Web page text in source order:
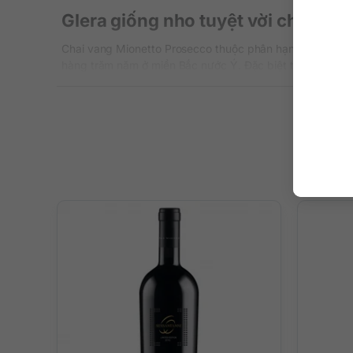
Glera giống nho tuyệt vời cho
Chai vang Mionetto Prosecco thuộc phân hạng DOC
hàng trăm năm ở miền Bắc nước Ý. Đặc biệt trong điều
để sản xuất nên những dòng vang frizzante (có ga)
Nho Glera mang đến cho những dòng vang sủi hương
Thật khó để ai đó cưỡng lại sức hấp dẫn của một chai
đặc trưng phong vị thổ nhưỡng vùng Veneto. Vị ngọt
vòm miệng. Chất rượu mềm mại, vị chua ngọt hài hòa,
Hướng dẫn thưởng thức Mionetto
Đây sẽ là chai vang tuyệt vời dành cho những bữa tiệc
kết hợp với món ăn nhẹ, salad cá ngừ, hải sản có vỏ,